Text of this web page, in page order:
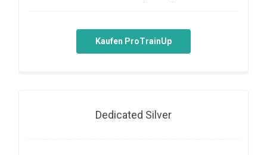
Kaufen ProTrainUp
Dedicated Silver